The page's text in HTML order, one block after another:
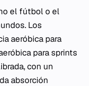
el fútbol o el
Los
aeróbica para
para sprints
con un
absorción